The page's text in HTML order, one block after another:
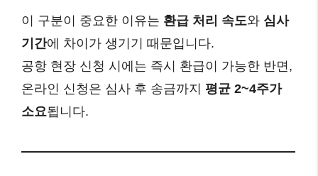
이 구분이 중요한 이유는 환급 처리 속도와 심사
기간에 차이가 생기기 때문입니다.
공항 현장 신청 시에는 즉시 환급이 가능한 반면,
온라인 신청은 심사 후 송금까지 평균 2~4주가
소요됩니다.